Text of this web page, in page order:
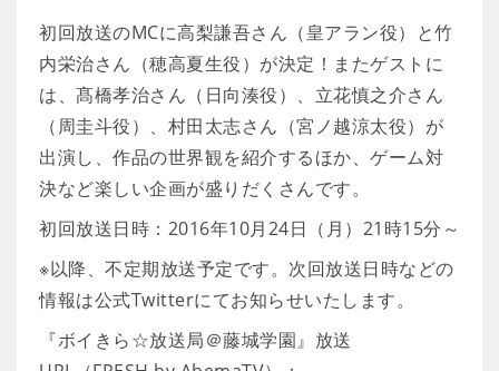
初回放送のMCに高梨謙吾さん（皇アラン役）と竹
内栄治さん（穂高夏生役）が決定！またゲストに
は、髙橋孝治さん（日向湊役）、立花慎之介さん
（周圭斗役）、村田太志さん（宮ノ越涼太役）が
出演し、作品の世界観を紹介するほか、ゲーム対
決など楽しい企画が盛りだくさんです。
初回放送日時：2016年10月24日（月）21時15分～
※以降、不定期放送予定です。次回放送日時などの
情報は公式Twitterにてお知らせいたします。
『ボイきら☆放送局＠藤城学園』放送